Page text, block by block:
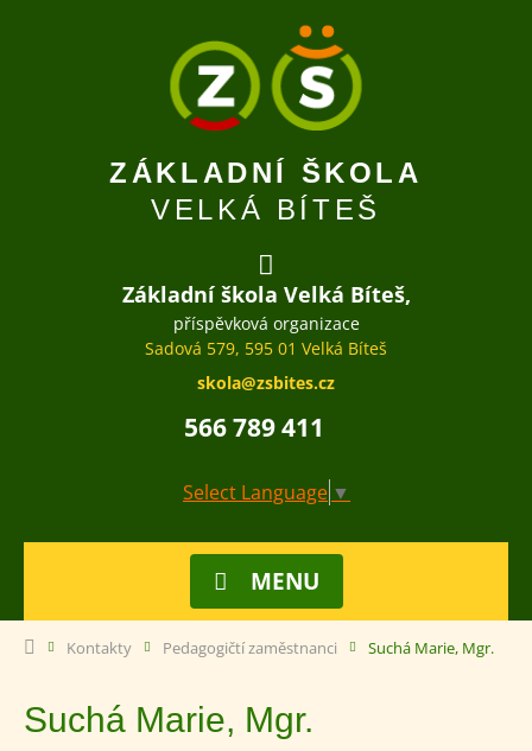
ZÁKLADNÍ ŠKOLA
VELKÁ BÍTEŠ
Základní škola Velká Bíteš,
příspěvková organizace
Sadová 579, 595 01 Velká Bíteš
skola@zsbites.cz
566 789 411
Select Language ▼
MENU
Kontakty Pedagogičtí zaměstnanci Suchá Marie, Mgr.
Suchá Marie, Mgr.